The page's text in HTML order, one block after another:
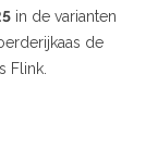
in de varianten
de
Flink.